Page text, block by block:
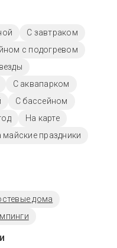
С завтраком
с подогревом
С аквапарком
C бассейном
На карте
майские праздники
дома